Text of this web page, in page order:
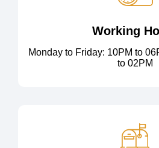
Working
Monday to Friday: 10PM to
to 02PM